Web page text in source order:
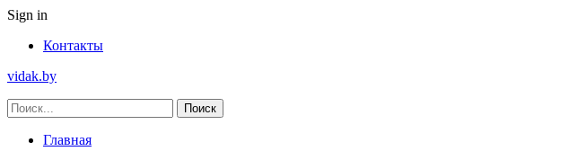
Sign in
Контакты
vidak.by
Главная